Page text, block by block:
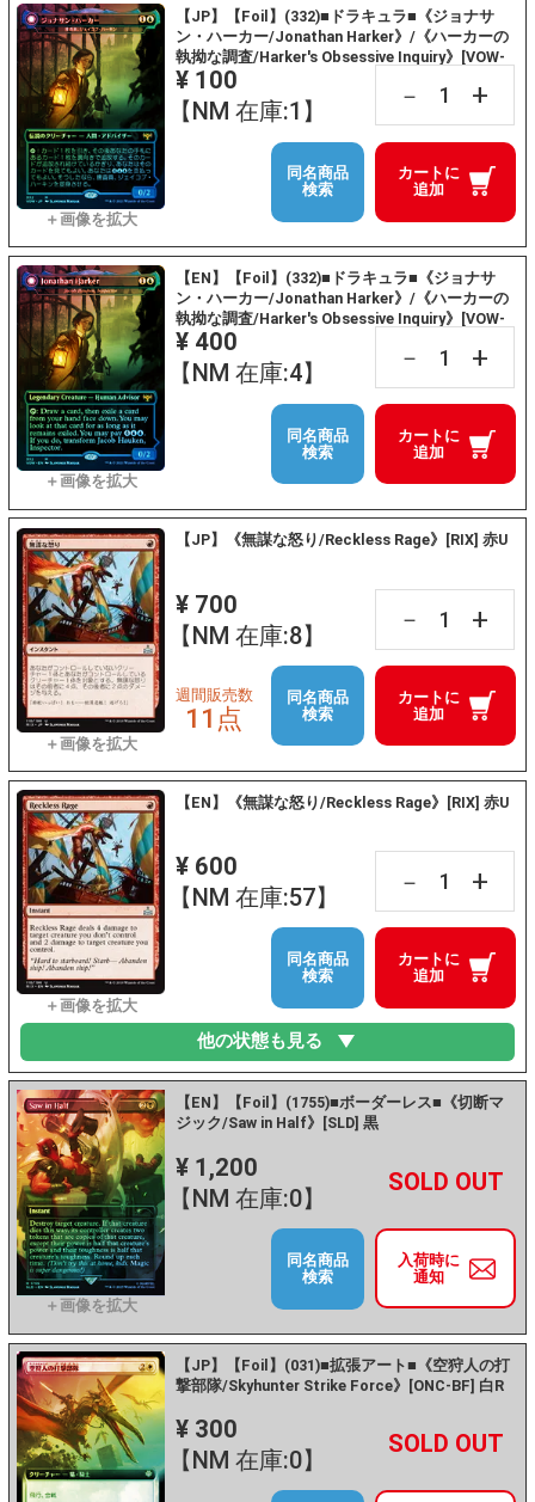
【JP】【Foil】(332)■ドラキュラ■《ジョナサ
ン・ハーカー/Jonathan Harker》/《ハーカーの
執拗な調査/Harker's Obsessive Inquiry》[VOW-
BF] 青R
¥ 100
【NM 在庫:1】
－ +
カートに
追加
同名商品
検索
【EN】【Foil】(332)■ドラキュラ■《ジョナサ
ン・ハーカー/Jonathan Harker》/《ハーカーの
執拗な調査/Harker's Obsessive Inquiry》[VOW-
BF] 青R
¥ 400
【NM 在庫:4】
－ +
カートに
追加
同名商品
検索
【JP】《無謀な怒り/Reckless Rage》[RIX] 赤U
¥ 700
【NM 在庫:8】
－ +
カートに
追加
週間販売数
11点
同名商品
検索
【EN】《無謀な怒り/Reckless Rage》[RIX] 赤U
¥ 600
【NM 在庫:57】
－ +
カートに
追加
同名商品
検索
他の状態も見る
【EN】【Foil】(1755)■ボーダーレス■《切断マ
ジック/Saw in Half》[SLD] 黒
¥ 1,200
【NM 在庫:0】
－ +
入荷時に
通知
同名商品
検索
【JP】【Foil】(031)■拡張アート■《空狩人の打
撃部隊/Skyhunter Strike Force》[ONC-BF] 白R
¥ 300
【NM 在庫:0】
－ +